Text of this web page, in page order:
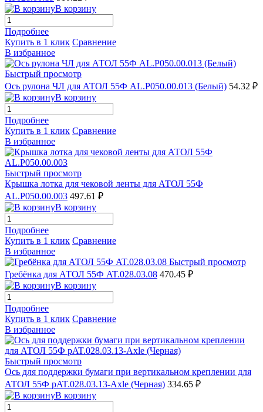
В корзину
Подробнее
Купить в 1 клик Сравнение
В избранное
Быстрый просмотр
Ось рулона ЧЛ для АТОЛ 55Ф AL.P050.00.013 (Белый) 54.32 ₽
В корзину
Подробнее
Купить в 1 клик Сравнение
В избранное
Быстрый просмотр
Крышка лотка для чековой ленты для АТОЛ 55Ф
AL.P050.00.003 497.61 ₽
В корзину
Подробнее
Купить в 1 клик Сравнение
В избранное
Быстрый просмотр
Гребёнка для АТОЛ 55Ф AT.028.03.08 470.45 ₽
В корзину
Подробнее
Купить в 1 клик Сравнение
В избранное
Быстрый просмотр
Ось для поддержки бумаги при вертикальном креплении для
АТОЛ 55Ф pAT.028.03.13-Axle (Черная) 334.65 ₽
В корзину